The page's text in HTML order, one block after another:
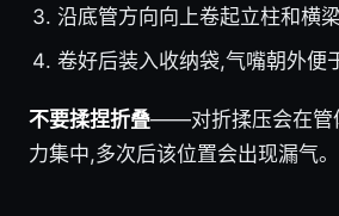
沿底管方向向上卷起立柱和横梁
卷好后装入收纳袋,气嘴朝外便
不要揉捏折叠——对折揉压会在管
力集中,多次后该位置会出现漏气。